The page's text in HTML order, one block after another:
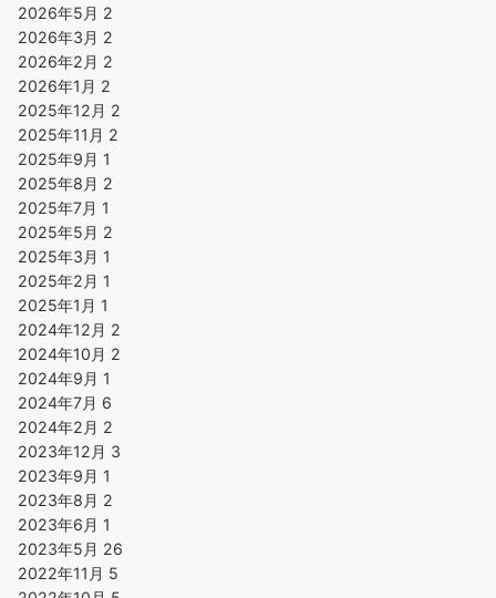
2026年5月 2
2026年3月 2
2026年2月 2
2026年1月 2
2025年12月 2
2025年11月 2
2025年9月 1
2025年8月 2
2025年7月 1
2025年5月 2
2025年3月 1
2025年2月 1
2025年1月 1
2024年12月 2
2024年10月 2
2024年9月 1
2024年7月 6
2024年2月 2
2023年12月 3
2023年9月 1
2023年8月 2
2023年6月 1
2023年5月 26
2022年11月 5